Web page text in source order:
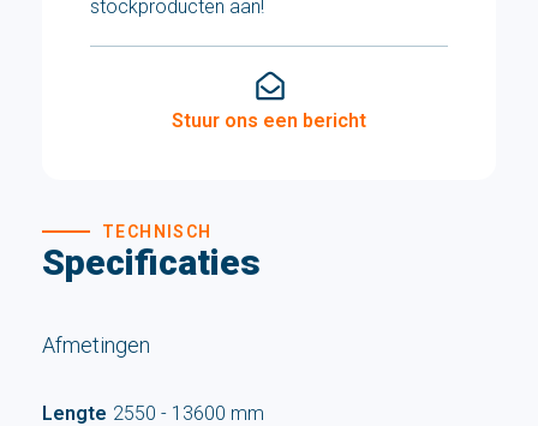
stockproducten aan!
Stuur ons een bericht
Specificaties
TECHNISCH
Afmetingen
Lengte 2550 - 13600 mm